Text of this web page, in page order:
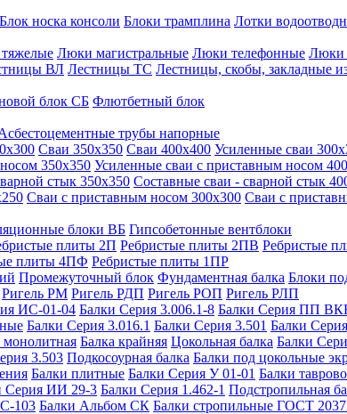
Блок носка консоли Блоки трамплина Лотки
Люки магистральные Люки телефонные
ВЛ Лестницы ТС Лестницы, скобы, закладные
блок СБ Флютбетный блок
трубы напорные
Сваи 350х350 Сваи 400х400 Усиленные сваи
350х350 Усиленные сваи с приставным носом
стык 350х350 Составные сваи - сварной стык
Сваи с приставным носом 300х300 Сваи с
блоки ВБ Гипсобетонные вентблоки
плиты 2П Ребристые плиты 2ПВ Ребристые
плиты 4ПФ Ребристые плиты 1ПР
Промежуточный блок Фундаментная балка Блоки
Ригель РМ Ригель РДП Ригель РОП Ригель РЛП
ИС-01-04 Балки Серия 3.006.1-8 Балки Серия ПП
Балки Серия 3.016.1 Балки Серия 3.501 Балки
монолитная Балка крайняя Цокольная балка Балки
3.503 Подкосоурная балка Балки под цокольные
Балки плитные Балки Серия У 01-01 Балки
Серия ИИ 29-3 Балки Серия 1.462-1 Подстропильная
103 Балки Альбом СК Балки стропильные ГОСТ